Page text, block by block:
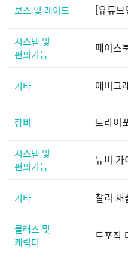
보스 및 레이드 [유튜
시스템 및
편의기능
페이스
기타 에버그
장비 트라이
시스템 및
편의기능
뉴비 가
기타 찰리 채
클래스 및
캐릭터
트포작